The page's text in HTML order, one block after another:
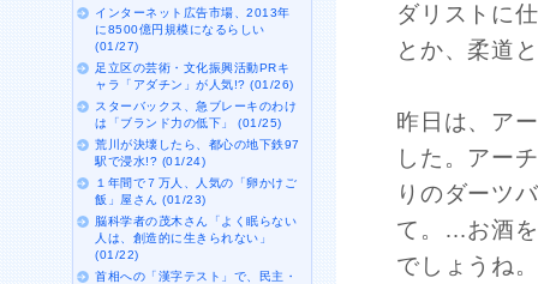
ダリストに
とか、柔道
昨日は、ア
した。アー
りのダーツ
て。…お酒
でしょうね
インターネット広告市場、2013年
に8500億円規模になるらしい
(01/27)
足立区の芸術・文化振興活動PRキ
ャラ「アダチン」が人気!? (01/26)
スターバックス、急ブレーキのわけ
は「ブランド力の低下」 (01/25)
荒川が決壊したら、都心の地下鉄97
駅で浸水!? (01/24)
１年間で７万人、人気の「卵かけご
飯」屋さん (01/23)
脳科学者の茂木さん「よく眠らない
人は、創造的に生きられない」
(01/22)
首相への「漢字テスト」で、民主・